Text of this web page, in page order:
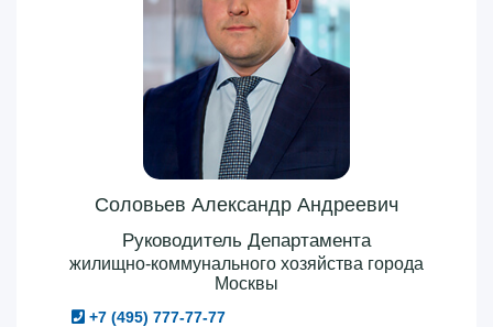
Соловьев Александр Андреевич
Руководитель Департамента
жилищно-коммунального хозяйства города
Москвы
+7 (495) 777-77-77